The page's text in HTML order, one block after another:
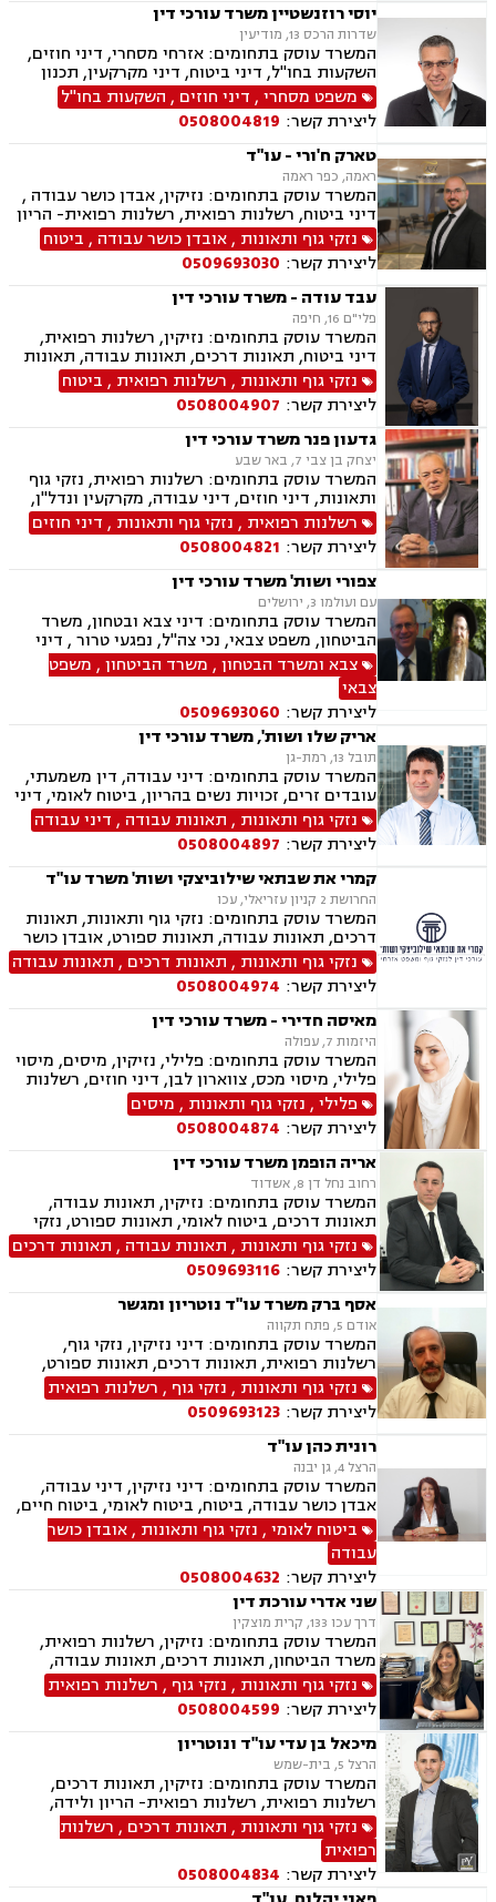
יוסי רוזנשטיין משרד עורכי דין
שדרות הרכס 13, מודיעין
המשרד עוסק בתחומים: אזרחי מסחרי, דיני חוזים,
השקעות בחו"ל, דיני ביטוח, דיני מקרקעין, תכנון
ובניה, ליקויי בניה, מושבים וקיבוצים, פינוי בינוי,
קבוצות רכישה, עסקאות מכר דירה, נדל"ן, פינוי
מושכר, הפקעת קרקעות, מגרשים לבניה,נחלות
ומשקים במושבים, רשות מקרקעי ישראל, צווי
הריסה, דיני חברות, ליווי עסקי, מיסוי נדל"ן, תמא
38, פשיטת רגל, תביעות ייצוגיות
משפט מסחרי, דיני חוזים , השקעות בחו"ל
ליצירת קשר: 0508004819
טארק ח'ורי - עו"ד
ראמה, כפר ראמה
המשרד עוסק בתחומים: נזיקין, אבדן כושר עבודה ,
דיני ביטוח, רשלנות רפואית, רשלנות רפואית- הריון
ולידה, רשלנות רפואית - רפואת שיניים, תאונות
דרכים, תאונות עבודה, תאונות ספורט, נזקי גוף,
תאונות תלמידים, נזקי רכוש, ביטוח לאומי, ביטוח
סיעודי , דיני פנסיה
נזקי גוף ותאונות ,אובדן כושר עבודה , ביטוח
ליצירת קשר: 0509693030
עבד עודה - משרד עורכי דין
פלי"ם 16, חיפה
המשרד עוסק בתחומים: נזיקין, רשלנות רפואית,
דיני ביטוח, תאונות דרכים, תאונות עבודה, תאונות
עקב רשלנות, תאונות תלמידים, נזקי גוף
נזקי גוף ותאונות , רשלנות רפואית , ביטוח
ליצירת קשר: 0508004907
גדעון פנר משרד עורכי דין
יצחק בן צבי 7, באר שבע
המשרד עוסק בתחומים: רשלנות רפואית, נזקי גוף
ותאונות, דיני חוזים, דיני עבודה, מקרקעין ונדל"ן,
דיני משפחה, בנקים, פלילי, נזקי גוף, תאונות עבודה,
תאונות דרכים, משפט מסחרי, תביעות ביטוח ונזקי
רכוש, ייפוי כוח מתמשך, נוטריון , רשלנות רפואית-
הריון ולידה, לשון הרע, תאונות ספורט, בריאות
הנפש, אובדן כושר עבודה , תאונות תלמידים,
תאונות עקב רשלנות, נזקי רכוש, קבלנות חוזית,
השקעות בחו"ל, דין משמעתי, עובדים זרים, זכויות
נשים בהריון, תכנון ובניה, דיור מוגן, אגודות
שיתופיות, ליקויי בנייה, מושבים וקיבוצים , ועוד
רשלנות רפואית , נזקי גוף ותאונות , דיני חוזים
ליצירת קשר: 0508004821
צפורי ושות' משרד עורכי דין
עם ועולמו 3, ירושלים
המשרד עוסק בתחומים: דיני צבא ובטחון, משרד
הביטחון, משפט צבאי, נכי צה"ל, נפגעי טרור , דיני
ביטוח, ביטוח לאומי, דיני מקרקעין, עסקאות מכר
דירה, תמ"א 38, ייפוי כח מתמשך
צבא ומשרד הבטחון, משרד הביטחון, משפט
צבאי
ליצירת קשר: 0509693060
אריק שלו ושות', משרד עורכי דין
תובל 13, רמת-גן
המשרד עוסק בתחומים: דיני עבודה, דין משמעתי,
עובדים זרים, זכויות נשים בהריון, ביטוח לאומי, דיני
ביטוח, ביטוח סיעודי , דיני פנסיה, צווי מניעה, אזרחי
מסחרי, קניין רוחני, זכויות יוצרים, דיני תאגידים,
פירוקים והקפאות הליכים, פשיטת רגל, ליווי עסקי,
נזיקין, רשלנות רפואית, רשלנות רפואית- הריון
ולידה, נזקי גוף, תאונות עקב רשלנות, תאונות
תלמידים, אבדן כושר עבודה , תאונות ספורט,
בריאות הנפש, לשון הרע, דיני צבא ובטחון, נכי צה"ל,
נפגעי טרור , תביעות יצוגיות
נזקי גוף ותאונות , תאונות עבודה , דיני עבודה
ליצירת קשר: 0508004897
קמרי את שבתאי שילוביצקי ושות' משרד עו"ד
החרושת 2 קניון עזריאלי, עכו
המשרד עוסק בתחומים: נזקי גוף ותאונות, תאונות
דרכים, תאונות עבודה, תאונות ספורט, אובדן כושר
עבודה, תאונות תלמידים, תאונות עקב רשלנות,
תביעות ביטוח ונזקי רכוש, ביטוח סיעודי, דיני
פנסיה, נזקי רכוש, פטור ממס הכנסה מסיבות
רפואיות
נזקי גוף ותאונות , תאונות דרכים , תאונות עבודה
ליצירת קשר: 0508004974
מאיסה חדירי - משרד עורכי דין
היזמות 7, עפולה
המשרד עוסק בתחומים: פלילי, נזיקין, מיסים, מיסוי
פלילי, מיסוי מכס, צווארון לבן, דיני חוזים, רשלנות
רפואית, דיני ביטוח, דיני חברות, הוצאה לפועל,
ביטוח לאומי, דיני עבודה, חדלות פירעון, עבירות
מס, תאונות עבודה, תאונות תלמידים, תביעות גזזת
פלילי, נזקי גוף ותאונות , מיסים
ליצירת קשר: 0508004874
אריה הופמן משרד עורכי דין
רחוב נחל דן 8, אשדוד
המשרד עוסק בתחומים: נזיקין, תאונות עבודה,
תאונות דרכים, ביטוח לאומי, תאונות ספורט, נזקי
גוף, דיני ביטוח, רשלנות רפואית, דיני צבא ובטחון,
ירושות וצוואות
נזקי גוף ותאונות , תאונות עבודה , תאונות דרכים
ליצירת קשר: 0509693116
אסף ברק משרד עו"ד נוטריון ומגשר
אודם 5, פתח תקווה
המשרד עוסק בתחומים: דיני נזיקין, נזקי גוף,
רשלנות רפואית, תאונות דרכים, תאונות ספורט,
תאונות עבודה, אבדן כושר עבודה , ביטוח לאומי,
ביטוח חיים , ביטוח סיעודי , דיני ביטוח, נוטריון, נכי
צה"ל, תאונות תלמידים ותאונות עקב רשלנות.
נזקי גוף ותאונות , נזקי גוף , רשלנות רפואית
ליצירת קשר: 0509693123
רונית כהן עו"ד
הרצל 4, גן יבנה
המשרד עוסק בתחומים: דיני נזיקין, דיני עבודה,
אבדן כושר עבודה, ביטוח, ביטוח לאומי, ביטוח חיים,
ביטוח סיעודי, נהיגה בשיכרות, תאונות ספורט,
תאונות דרכים, ירושות וצוואות, מגשרים, רשויות
מקומיות וזכויות רפואיות.
ביטוח לאומי, נזקי גוף ותאונות ,אובדן כושר
עבודה
ליצירת קשר: 0508004632
שני אדרי עורכת דין
דרך עכו 133, קרית מוצקין
המשרד עוסק בתחומים: נזיקין, רשלנות רפואית,
משרד הביטחון, תאונות דרכים, תאונות עבודה,
פשיטת רגל, ירושות וצוואות, ביטוח חיים , דיני
ביטוח.
נזקי גוף ותאונות , נזקי גוף , רשלנות רפואית
ליצירת קשר: 0508004599
מיכאל בן עדי עו"ד ונוטריון
הרצל 5, בית-שמש
המשרד עוסק בתחומים: נזיקין, תאונות דרכים,
רשלנות רפואית, רשלנות רפואית- הריון ולידה,
תאונות עבודה, נזקי גוף, תאונות ספורט, אבדן כושר
עבודה , דיני ביטוח, דיני עבודה, דיני מקרקעין,
עסקאות מכר דירה, נוטריון.
נזקי גוף ותאונות , תאונות דרכים , רשלנות
רפואית
ליצירת קשר: 0508004834